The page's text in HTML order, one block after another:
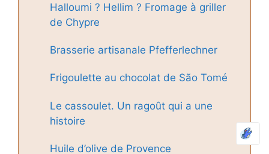
Halloumi ? Hellim ? Fromage à griller
de Chypre
Brasserie artisanale Pfefferlechner
Frigoulette au chocolat de São Tomé
Le cassoulet. Un ragoût qui a une
histoire
Huile d’olive de Provence